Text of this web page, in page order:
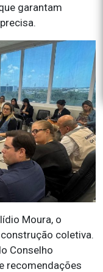
garantam
Moura, o
coletiva.
Conselho
recomendações